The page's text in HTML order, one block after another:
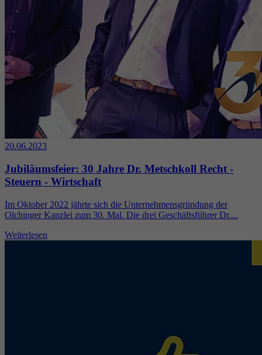
20.06.2023
Jubiläumsfeier: 30 Jahre Dr. Metschkoll Recht -
Steuern - Wirtschaft
Im Oktober 2022 jährte sich die Unternehmensgründung der
Olchinger Kanzlei zum 30. Mal. Die drei Geschäftsführer Dr....
Weiterlesen